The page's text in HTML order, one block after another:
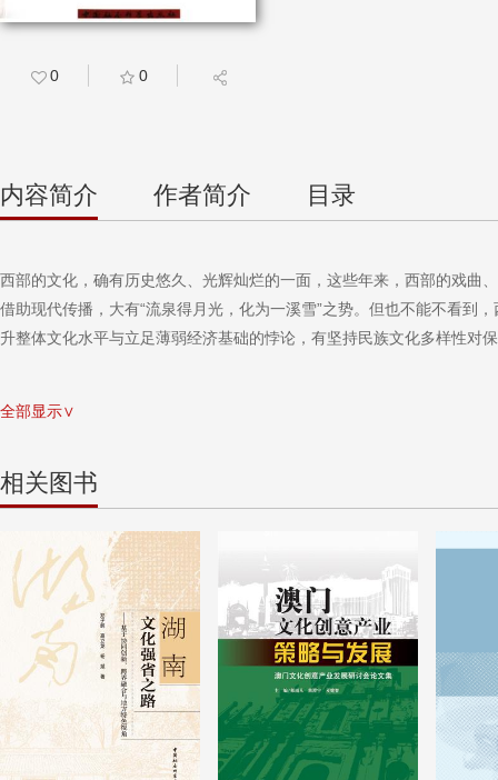
0 0
内容简介 作者简介 目录
西部的文化，确有历史悠久、光辉灿烂的一面，这些年来，西部的戏曲
借助现代传播，大有“流泉得月光，化为一溪雪”之势。但也不能不看到
升整体文化水平与立足薄弱经济基础的悖论，有坚持民族文化多样性对
全部显示∨
相关图书